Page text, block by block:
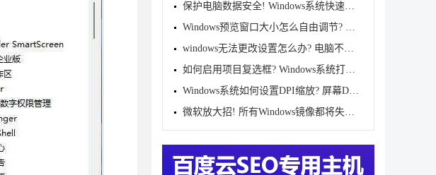
保护电脑数据安全! Windows系统快速关闭磁盘默认共享
Windows预览窗口大小怎么自由调节? 电脑任务栏预览窗
windows无法更改设置怎么办? 电脑不允许修改系统设置
如何启用项目复选框? Windows系统打开文件复选框设置
Windows系统如何设置DPI缩放? 屏幕DPI缩放设置全攻略
微软放大招! 所有Windows镜像都将失效 强制执行阶段已